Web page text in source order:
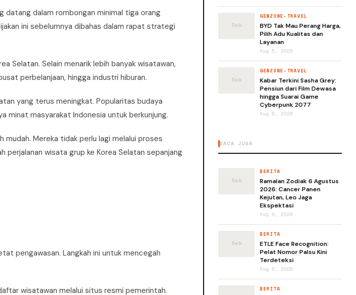
datang dalam rombongan minimal tiga orang
ini sebelumnya dibahas dalam rapat strategi
Selatan. Selain menarik lebih banyak wisatawan,
perbelanjaan, hingga industri hiburan.
yang terus meningkat. Popularitas budaya
minat masyarakat Indonesia untuk berkunjung.
mudah. Mereka tidak perlu lagi melalui proses
perjalanan wisata grup ke Korea Selatan sepanjang
pengawasan. Langkah ini untuk mencegah
wisatawan melalui situs resmi pemerintah.
GENZONE-TRAVEL
BYD Tak Mau Perang Harga,
Pilih Adu Kualitas dan
Layanan
Aug 5, 2026
GENZONE-TRAVEL
Kabar Terkini Sasha Grey:
Pensiun dari Film Dewasa
hingga Suarai Game
Cyberpunk 2077
Aug 6, 2026
BACA JUGA
BERITA
Ramalan Zodiak 6 Agustus
2026: Cancer Panen
Kejutan, Leo Jaga
Ekspektasi
Aug 6, 2026
BERITA
ETLE Face Recognition:
Pelat Nomor Palsu Kini
Terdeteksi
Aug 6, 2026
BERITA